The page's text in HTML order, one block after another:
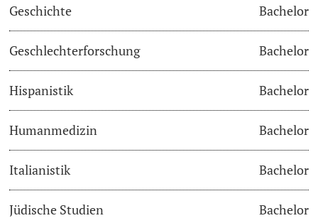
Student Advice Center
Funding
Career Counseling
Social Services & Health Care
Geschichte Bachelor
Geschlechterforschung Bachelor
Hispanistik Bachelor
Humanmedizin Bachelor
Italianistik Bachelor
Jüdische Studien Bachelor